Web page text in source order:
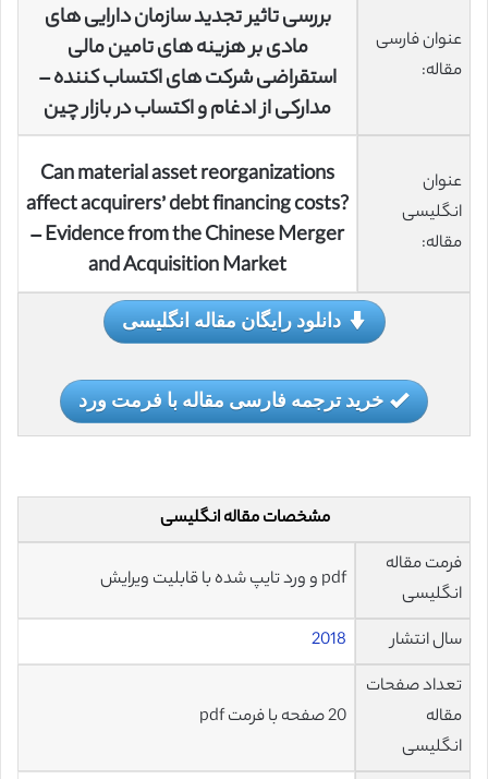
عنوان فارسی
مقاله:
بررسی تاثیر تجدید سازمان دارایی های
مادی بر هزینه های تامین مالی
استقراضی شرکت های اکتساب کننده –
مدارکی از ادغام و اکتساب در بازار چین
عنوان
انگلیسی
مقاله:
Can material asset reorganizations
affect acquirers’ debt financing costs?
– Evidence from the Chinese Merger
and Acquisition Market
دانلود رایگان مقاله انگلیسی
خرید ترجمه فارسی مقاله با فرمت ورد
مشخصات مقاله انگلیسی
فرمت مقاله
انگلیسی
pdf و ورد تایپ شده با قابلیت ویرایش
سال انتشار
2018
تعداد صفحات
مقاله
انگلیسی
20 صفحه با فرمت pdf